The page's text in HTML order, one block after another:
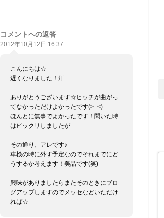
コメントへの返答
2012年10月12日 16:37
こんにちは☆
遅くなりました！汗
ありがとうございます☆ヒッチが曲がっ
てなかっただけよかったです(>_<)
ほんとに無事でよかったです！聞いた時
はビックリしましたが
その通り、アレです♪
車検の時に外す予定なのでそれまでにど
うするか考えます！美品です(笑)
興味がありましたらまたそのときにブロ
グアップしますのでメッセなどいただけ
れば☆